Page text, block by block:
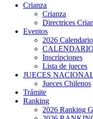
Crianza
Crianza
Directrices
Eventos
2026
Inscripciones
Lista de jueces
JUECES
Jueces Chilenos
Trámite
Ranking
2026 Ranking